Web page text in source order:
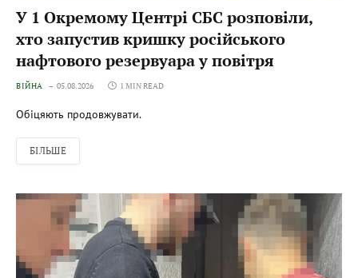
У 1 Окремому Центрі СБС розповіли,
хто запустив кришку російського
нафтового резервуара у повітря
ВІЙНА 05.08.2026 1 MIN READ
Обіцяють продовжувати.
БІЛЬШЕ